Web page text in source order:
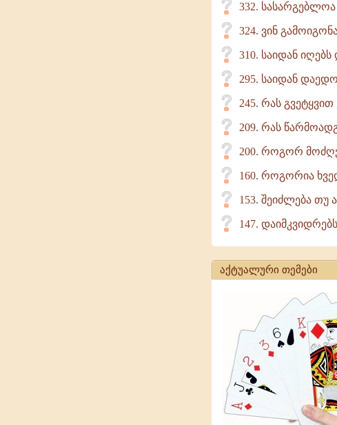
332.
324. ვინ
310. საიდან
295. საიდან
245. რას
209. რას
200. როგორ
160. როგორია
153. შეიძლება
147.
აქტუალური თემები